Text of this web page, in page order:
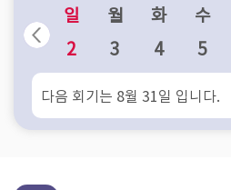
터
넷
송
소
일 월 화 수
2
3 4 5
다음 회기는 8월 31일 입니다.